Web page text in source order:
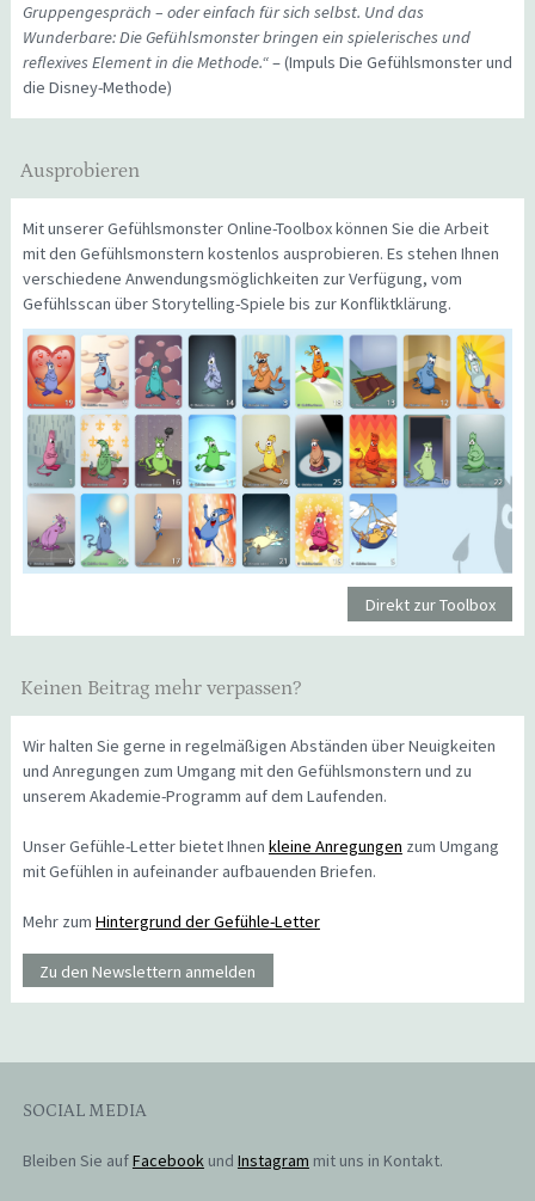
Gruppengespräch – oder einfach für sich selbst. Und das
Wunderbare: Die Gefühlsmonster bringen ein spielerisches und
reflexives Element in die Methode.“– (Impuls Die Gefühlsmonster und
die Disney-Methode)
Ausprobieren
Mit unserer Gefühlsmonster Online-Toolbox können Sie die Arbeit
mit den Gefühlsmonstern kostenlos ausprobieren. Es stehen Ihnen
verschiedene Anwendungsmöglichkeiten zur Verfügung, vom
Gefühlsscan über Storytelling-Spiele bis zur Konfliktklärung.
Direkt zur Toolbox
Keinen Beitrag mehr verpassen?
Wir halten Sie gerne in regelmäßigen Abständen über Neuigkeiten
und Anregungen zum Umgang mit den Gefühlsmonstern und zu
unserem Akademie-Programm auf dem Laufenden.
Unser Gefühle-Letter bietet Ihnen kleine Anregungen zum Umgang
mit Gefühlen in aufeinander aufbauenden Briefen.
Mehr zum Hintergrund der Gefühle-Letter
Zu den Newslettern anmelden
SOCIAL MEDIA
Bleiben Sie aufFacebookund Instagram mit uns in Kontakt.